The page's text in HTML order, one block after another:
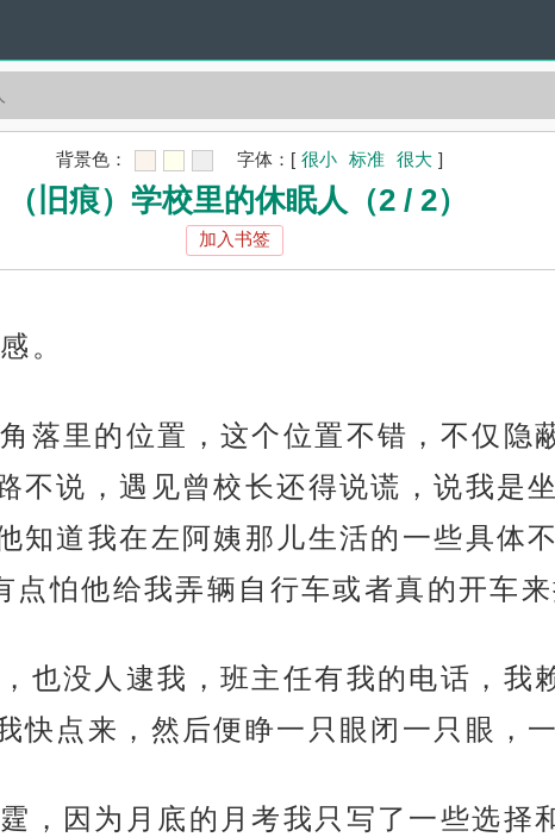
背景色： 字体： [ 很小 标准 很大 ]
（旧痕）学校里的休眠人（2 / 2）
加入书签
。
落里的位置，这个位置不错，不仅隐
不说，遇见曾校长还得说谎，说我是
知道我在左阿姨那儿生活的一些具体
点怕他给我弄辆自行车或者真的开车来
也没人逮我，班主任有我的电话，我
快点来，然后便睁一只眼闭一只眼，
，因为月底的月考我只写了一些选择